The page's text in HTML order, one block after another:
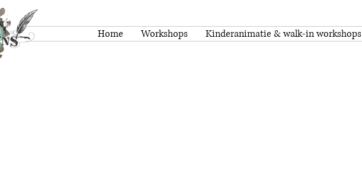
Home Workshops Kinderanimatie & walk-in workshops